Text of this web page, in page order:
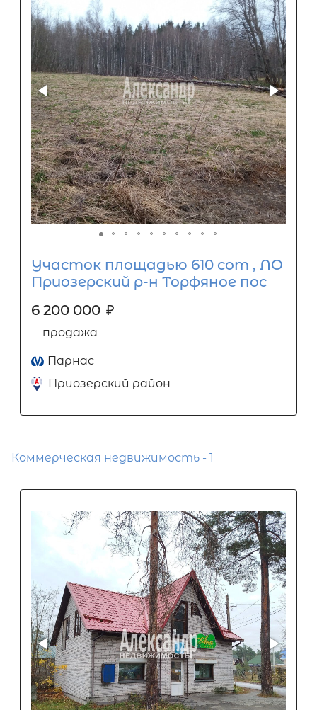
Участок площадью 610 сот , ЛО
Приозерский р-н Торфяное пос
6 200 000 ₽
продажа
Парнас
Приозерский район
Коммерческая недвижимость - 1